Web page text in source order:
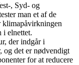
, Syd- og
man et af de
klimapåvirkningen
i elnettet.
der indgår i
og det er nødvendigt
for at reducere